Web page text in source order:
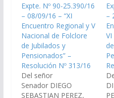
Expte. Nº 90-25.390/16
– 08/09/16 – “XI
Encuentro Regional y V
Nacional de Folclore
de Jubilados y
Pensionados” –
Resolución Nº 313/16
Del señor
Senador DIEGO
SEBASTIAN PEREZ,
–